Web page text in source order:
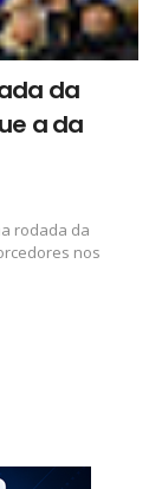
da
a da
rodada da
nos